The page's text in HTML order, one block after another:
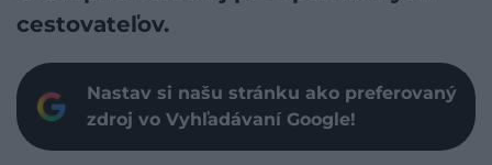
cestovateľov.
Nastav si našu stránku ako preferovaný
zdroj vo Vyhľadávaní Google!